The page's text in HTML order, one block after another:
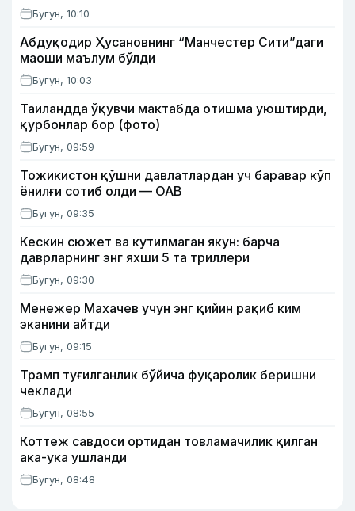
Бугун, 10:10
Абдуқодир Ҳусановнинг “Манчестер Сити”даги
маоши маълум бўлди
Бугун, 10:03
Таиландда ўқувчи мактабда отишма уюштирди,
қурбонлар бор (фото)
Бугун, 09:59
Тожикистон қўшни давлатлардан уч баравар кўп
ёнилғи сотиб олди — ОАВ
Бугун, 09:35
Кескин сюжет ва кутилмаган якун: барча
даврларнинг энг яхши 5 та триллери
Бугун, 09:30
Менежер Махачев учун энг қийин рақиб ким
эканини айтди
Бугун, 09:15
Трамп туғилганлик бўйича фуқаролик беришни
чеклади
Бугун, 08:55
Коттеж савдоси ортидан товламачилик қилган
ака-ука ушланди
Бугун, 08:48